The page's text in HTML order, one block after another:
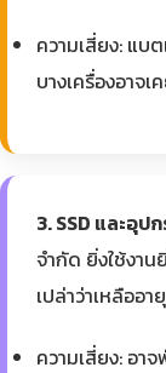
ความเสี่ยง: แบ
บางเครื่องอาจ
3. SSD และอุ
จำกัด ยิ่งใช้งา
เปล่าว่าเหลืออา
ความเสี่ยง: อ